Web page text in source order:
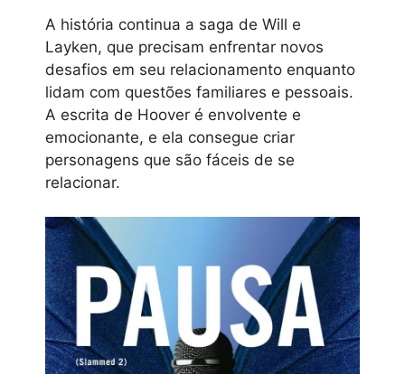
A história continua a saga de Will e
Layken, que precisam enfrentar novos
desafios em seu relacionamento enquanto
lidam com questões familiares e pessoais.
A escrita de Hoover é envolvente e
emocionante, e ela consegue criar
personagens que são fáceis de se
relacionar.